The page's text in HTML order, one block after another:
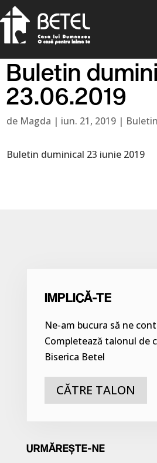
Buletin
23.06.2019
de Magda | iun. 21, 2019 |
Buletin duminical 23 iunie 2019
IMPLICĂ-TE
Ne-am bucura să ne
Completează talonul de
Biserica Betel
CĂTRE TALON
URMĂREȘTE-NE